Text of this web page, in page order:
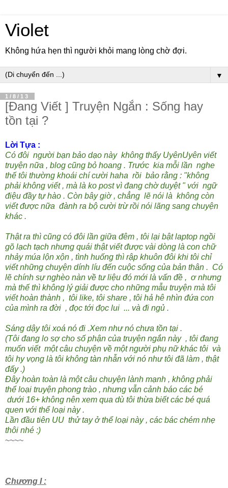
Violet
Không hứa hẹn thì người khỏi mang lòng chờ đợi.
▼
1/8/13
[Đang Viết ] Truyện Ngắn : Sống hay
tồn tại ?
Lời Tựa :
Có đôi người bạn bảo dạo này không thấy UyênUyên viết
truyện nữa , blog cũng bỏ hoang . Trước kia mỗi lần nghe
thế tôi thường khoái chí cười haha rồi bảo rằng : "không
phải không viết , mà là ko post vì đang chờ duyệt " với ngữ
điệu đầy tự hào . Còn bây giờ , chẳng lẽ nói là không còn
viết được nữa đành ra bộ cười trừ rồi nói lãng sang chuyện
khác .
Thật ra thì cũng có đôi lần giữa đêm , tôi lại bật laptop ngồi
gõ lạch tạch nhưng quái thật viết được vài dòng là con chữ
nhảy múa lộn xộn , tình huống thì rập khuôn đôi khi tôi chỉ
viết những chuyện dính líu đến cuộc sống của bản thân . Có
lẽ chính sự nghèo nàn về tư liệu đó mới là vấn đề , ơ nhưng
mà thế thì không lý giải được cho những mẫu truyện mà tôi
viết hoàn thành , tôi like, tôi share , tôi hả hê nhìn đứa con
của mình ra đời , đọc tới đọc lui ... và đi ngủ .
Sáng dậy tôi xoá nó đi .Xem như nó chưa tồn tại .
(Tôi đang lo sợ cho số phận của truyện ngắn này , tôi đang
muốn viết một câu chuyện về một người phụ nữ khác tôi và
tôi hy vọng là tôi không tàn nhẫn với nó như tôi đã làm , thật
đấy .)
Đây hoàn toàn là một câu chuyện lành mạnh , không phải
thể loại truyện phong trào , nhưng vẫn cảnh báo các bé
dưới 16+ không nên xem qua dù tôi thừa biết các bé quá
quen với thể loại này .
Lần đầu tiên UU thử tay ở thể loại này , các bác chém nhẹ
thôi nhé :)
~~~~
Chương I :